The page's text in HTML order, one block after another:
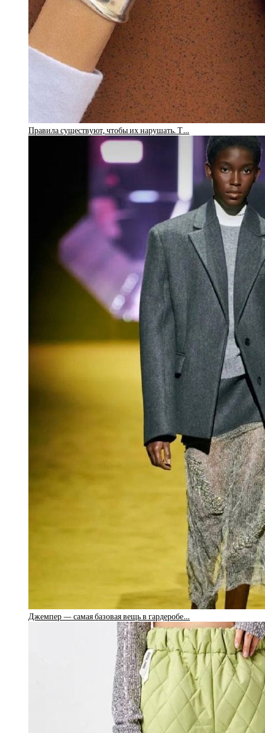
Правила существуют, чтобы их нарушать. Т…
Джемпер — самая базовая вещь в гардеробе…